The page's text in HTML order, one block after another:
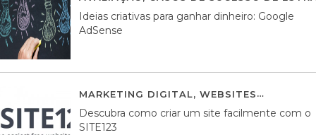
Ideias criativas para ganhar dinheiro: Google
AdSense
MARKETING DIGITAL, WEBSITES
Descubra como criar um site facilmente com o
SITE123